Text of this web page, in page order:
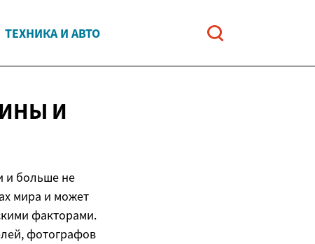
ТЕХНИКА И АВТО
И
и больше не
мира и может
факторами.
фотографов